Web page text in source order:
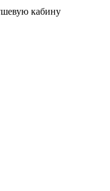
кабину